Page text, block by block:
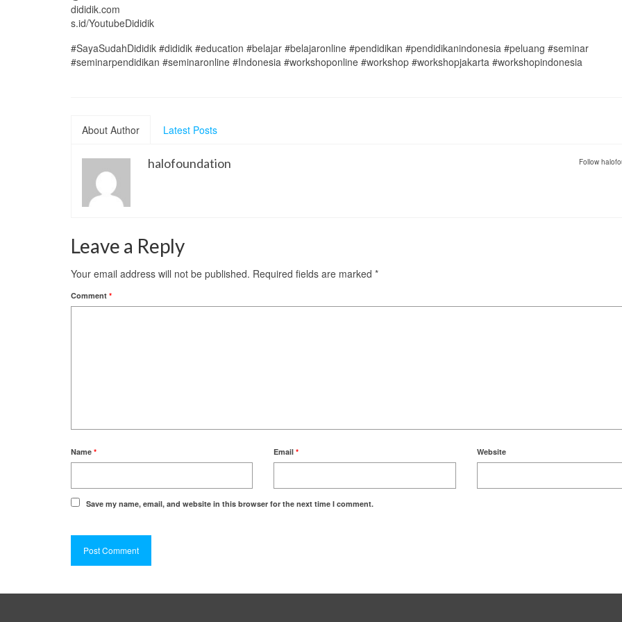
dididik.com
s.id/YoutubeDididik
#SayaSudahDididik #dididik #education #belajar #belajaronline #pendidikan #pendidikanindonesia #peluang #seminar
#seminarpendidikan #seminaronline #Indonesia #workshoponline #workshop #workshopjakarta #workshopindonesia
About Author Latest Posts
Follow
halofoundation
Leave a Reply
Your email address will not be published. Required fields are marked *
Comment *
Name * Email* Website
Save my name, email, and website in this browser for the next time I comment.